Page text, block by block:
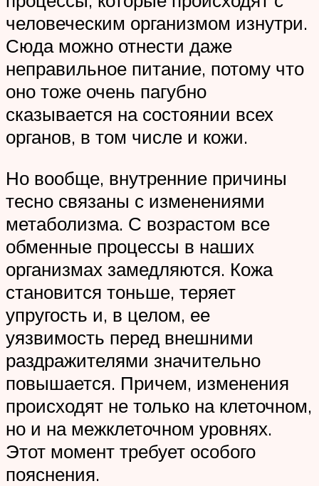
человеческим организмом изнутри.
Сюда можно отнести даже
неправильное питание, потому что
оно тоже очень пагубно
сказывается на состоянии всех
органов, в том числе и кожи.
Но вообще, внутренние причины
тесно связаны с изменениями
метаболизма. С возрастом все
обменные процессы в наших
организмах замедляются. Кожа
становится тоньше, теряет
упругость и, в целом, ее
уязвимость перед внешними
раздражителями значительно
повышается. Причем, изменения
происходят не только на клеточном,
но и на межклеточном уровнях.
Этот момент требует особого
пояснения.